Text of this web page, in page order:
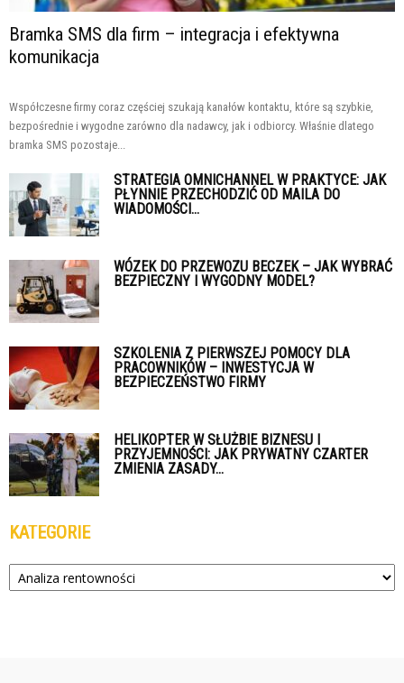
Bramka SMS dla firm – integracja i efektywna
komunikacja
Współczesne firmy coraz częściej szukają kanałów kontaktu, które są szybkie,
bezpośrednie i wygodne zarówno dla nadawcy, jak i odbiorcy. Właśnie dlatego
bramka SMS pozostaje...
STRATEGIA OMNICHANNEL W PRAKTYCE: JAK
PŁYNNIE PRZECHODZIĆ OD MAILA DO
WIADOMOŚCI...
WÓZEK DO PRZEWOZU BECZEK – JAK WYBRAĆ
BEZPIECZNY I WYGODNY MODEL?
SZKOLENIA Z PIERWSZEJ POMOCY DLA
PRACOWNIKÓW – INWESTYCJA W
BEZPIECZEŃSTWO FIRMY
HELIKOPTER W SŁUŻBIE BIZNESU I
PRZYJEMNOŚCI: JAK PRYWATNY CZARTER
ZMIENIA ZASADY...
KATEGORIE
Kategorie